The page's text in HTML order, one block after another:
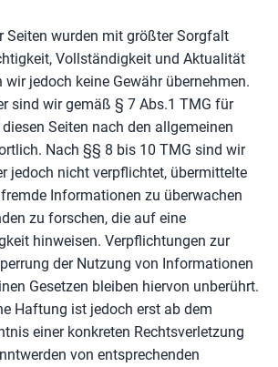
Seiten wurden mit größter Sorgfalt
Vollständigkeit und Aktualität
wir jedoch keine Gewähr übernehmen.
sind wir gemäß § 7 Abs.1 TMG für
Seiten nach den allgemeinen
Nach §§ 8 bis 10 TMG sind wir
jedoch nicht verpflichtet, übermittelte
Informationen zu überwachen
zu forschen, die auf eine
hinweisen. Verpflichtungen zur
der Nutzung von Informationen
Gesetzen bleiben hiervon unberührt.
Haftung ist jedoch erst ab dem
einer konkreten Rechtsverletzung
von entsprechenden